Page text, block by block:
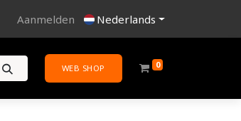
Aanmelden Nederlands
WEB SHOP 0